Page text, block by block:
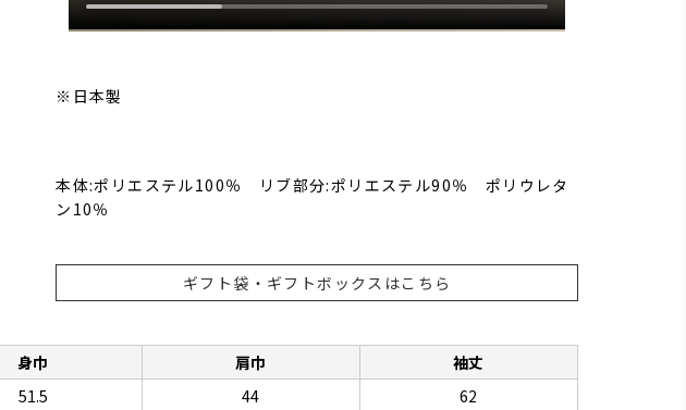
※日本製
本体:ポリエステル100％ リブ部分:ポリエステル90％ ポリウレタ
ン10％
ギフト袋・ギフトボックスはこちら
身巾 肩巾
袖丈
51.5 44
62